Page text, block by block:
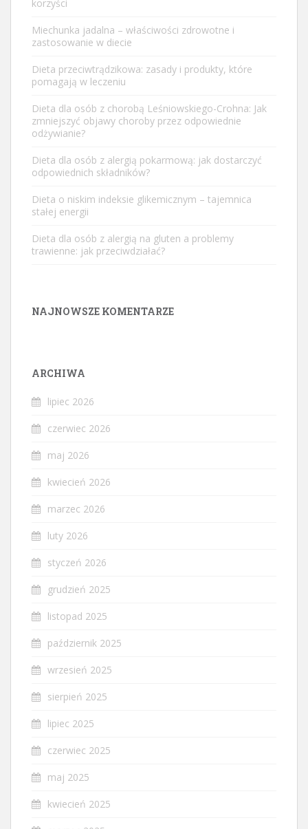
korzyści
Miechunka jadalna – właściwości zdrowotne i
zastosowanie w diecie
Dieta przeciwtrądzikowa: zasady i produkty, które
pomagają w leczeniu
Dieta dla osób z chorobą Leśniowskiego-Crohna: Jak
zmniejszyć objawy choroby przez odpowiednie
odżywianie?
Dieta dla osób z alergią pokarmową: jak dostarczyć
odpowiednich składników?
Dieta o niskim indeksie glikemicznym – tajemnica
stałej energii
Dieta dla osób z alergią na gluten a problemy
trawienne: jak przeciwdziałać?
NAJNOWSZE KOMENTARZE
ARCHIWA
lipiec 2026
czerwiec 2026
maj 2026
kwiecień 2026
marzec 2026
luty 2026
styczeń 2026
grudzień 2025
listopad 2025
październik 2025
wrzesień 2025
sierpień 2025
lipiec 2025
czerwiec 2025
maj 2025
kwiecień 2025